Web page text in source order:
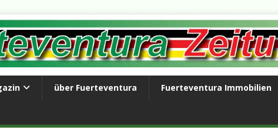
über Fuerteventura Fuerteventura Immobilien